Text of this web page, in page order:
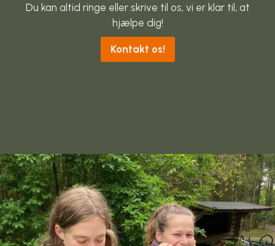
Du kan altid ringe eller skrive til os, vi er klar til, at
hjælpe dig!
Kontakt os!
Padel
Styrketræning
Surf
SUP